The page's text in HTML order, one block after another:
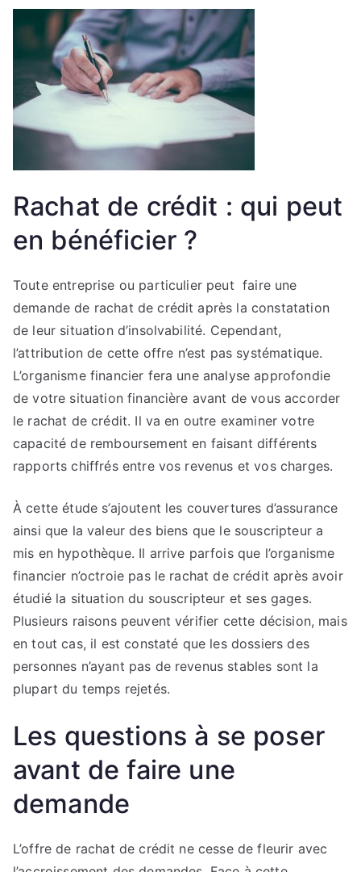
Rachat de crédit : qui peut
en bénéficier ?
Toute entreprise ou particulier peut faire une
demande de rachat de crédit après la constatation
de leur situation d’insolvabilité. Cependant,
l’attribution de cette offre n’est pas systématique.
L’organisme financier fera une analyse approfondie
de votre situation financière avant de vous accorder
le rachat de crédit. Il va en outre examiner votre
capacité de remboursement en faisant différents
rapports chiffrés entre vos revenus et vos charges.
À cette étude s’ajoutent les couvertures d’assurance
ainsi que la valeur des biens que le souscripteur a
mis en hypothèque. Il arrive parfois que l’organisme
financier n’octroie pas le rachat de crédit après avoir
étudié la situation du souscripteur et ses gages.
Plusieurs raisons peuvent vérifier cette décision, mais
en tout cas, il est constaté que les dossiers des
personnes n’ayant pas de revenus stables sont la
plupart du temps rejetés.
Les questions à se poser
avant de faire une
demande
L’offre de rachat de crédit ne cesse de fleurir avec